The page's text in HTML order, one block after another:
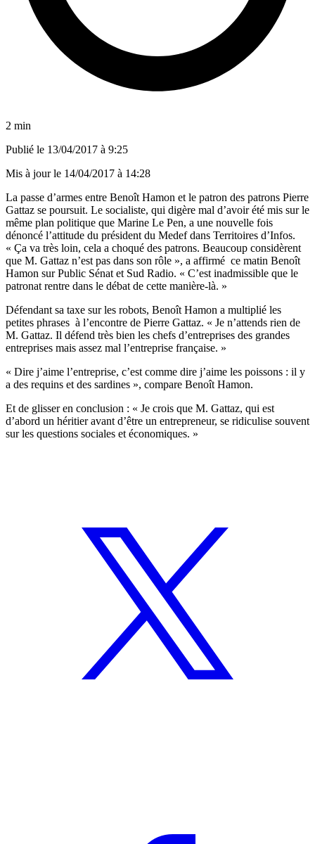
2 min
Publié le 13/04/2017 à 9:25
Mis à jour le 14/04/2017 à 14:28
La passe d’armes entre Benoît Hamon et le patron des patrons Pierre
Gattaz se poursuit. Le socialiste, qui digère mal d’avoir été mis sur le
même plan politique que Marine Le Pen, a une nouvelle fois
dénoncé l’attitude du président du Medefdans Territoires d’Infos.
« Ça va très loin, cela a choqué des patrons. Beaucoup considèrent
que M. Gattaz n’est pas dans son rôle », a affirmé ce matin Benoît
Hamon sur Public Sénat et Sud Radio. « C’est inadmissible que le
patronat rentre dans le débat de cette manière-là. »
Défendant sa taxe sur les robots, Benoît Hamon a multiplié les
petites phrases à l’encontre de Pierre Gattaz. « Je n’attends rien de
M. Gattaz. Il défend très bien les chefs d’entreprises des grandes
entreprises mais assez mal l’entreprise française. »
« Dire j’aime l’entreprise, c’est comme dire j’aime les poissons : il y
a des requins et des sardines », compare Benoît Hamon.
Et de glisser en conclusion : « Je crois que M. Gattaz, qui est
d’abord un héritier avant d’être un entrepreneur, se ridiculise souvent
sur les questions sociales et économiques. »